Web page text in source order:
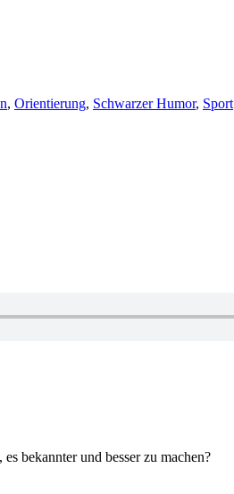
, Orientierung, Schwarzer Humor, Sport
bekannter und besser zu machen?